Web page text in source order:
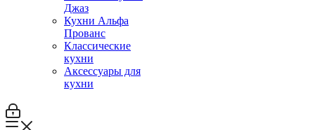
Джаз
Кухни Альфа
Прованс
Классические
кухни
Аксессуары для
кухни